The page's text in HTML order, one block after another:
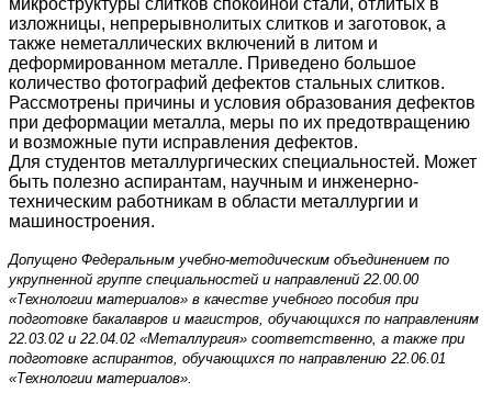
изложницы, непрерывнолитых слитков и заготовок, а
также неметаллических включений в литом и
деформированном ме­талле. Приведено большое
количество фотографий дефектов стальных слитков.
Рассмотрены причины и условия образования дефектов
при деформации ме­талла, меры по их предотвращению
и возможные пути исправления дефектов.
Для студентов металлургических специальностей. Может
быть полезно ас­пирантам, научным и инженерно-
техническим работникам в области металлур­гии и
машиностроения.
Допущено Федеральным учебно-методическим объединением по
укрупненной группе специальностей и направлений 22.00.00
«Технологии материалов» в качестве учебного пособия при
подготовке бакалавров и магистров, обучающихся по направлениям
22.03.02 и 22.04.02 «Металлургия» соответственно, а также при
подготовке аспирантов, обучающихся по направлению 22.06.01
«Технологии материалов».